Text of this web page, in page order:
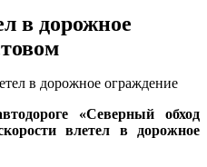
в дорожное
в дорожное ограждение
«Северный обход
влетел в дорожное